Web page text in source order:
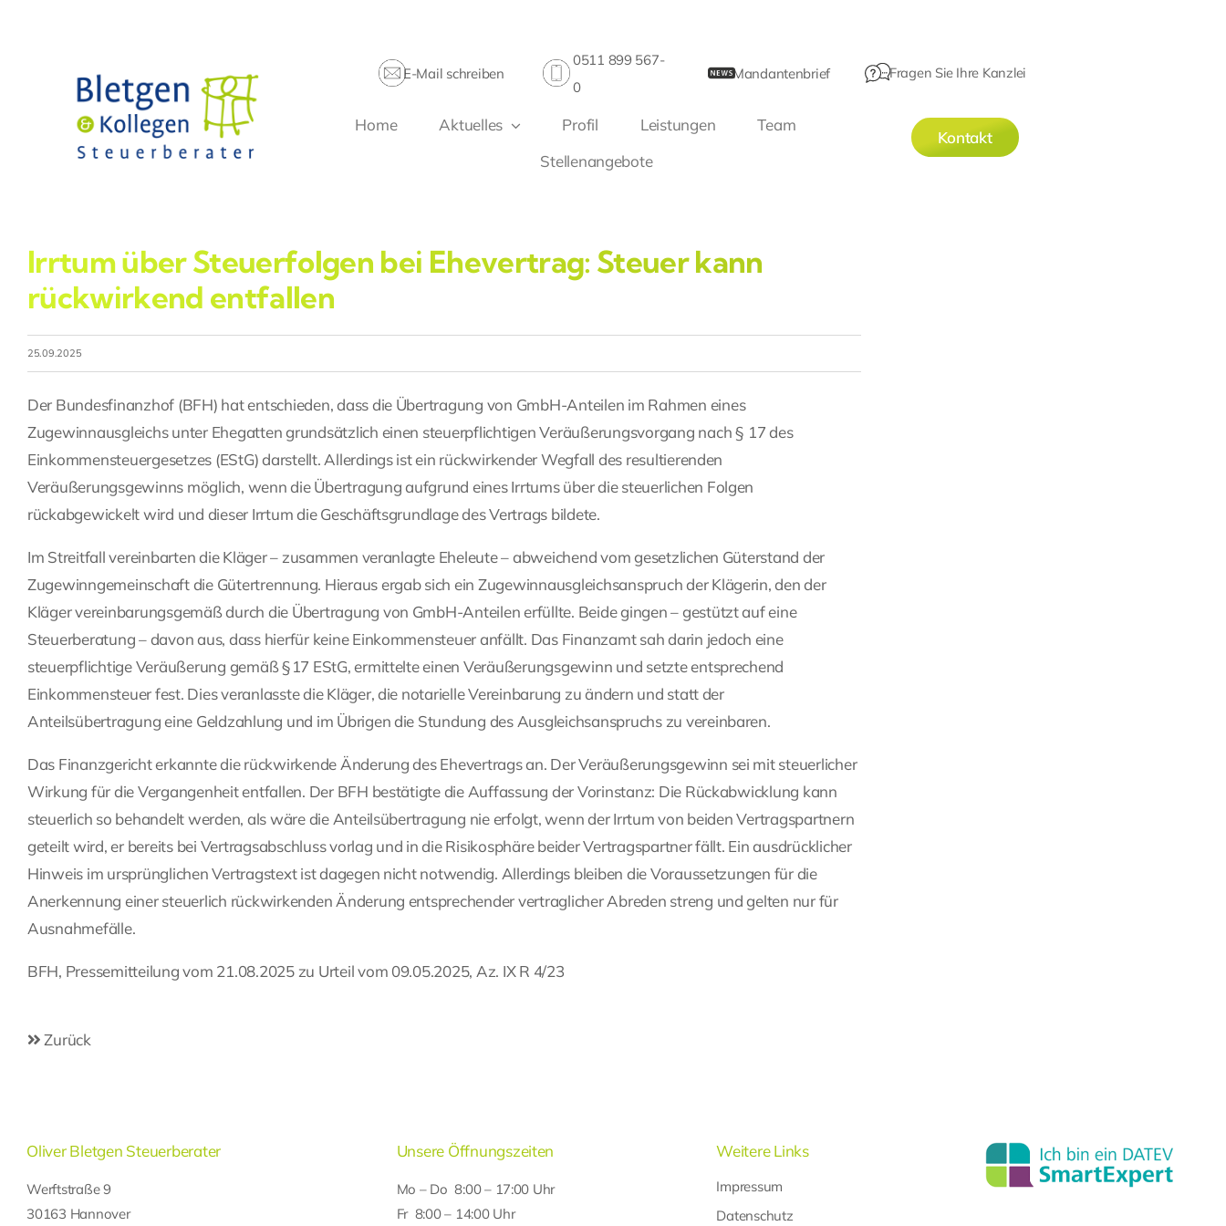
E-Mail schreiben
0511 899 567-
0
Mandantenbrief Fragen Sie Ihre Kanzlei
Home Aktuelles Profil Leistungen
Team
Stellenangebote
Kontakt
Irrtum über Steuerfolgen bei Ehevertrag: Steuer kann
rückwirkend entfallen
25.09.2025
Der Bundesfinanzhof (BFH) hat entschieden, dass die Übertragung von GmbH-Anteilen im Rahmen eines
Zugewinnausgleichs unter Ehegatten grundsätzlich einen steuerpflichtigen Veräußerungsvorgang nach § 17 des
Einkommensteuergesetzes (EStG) darstellt. Allerdings ist ein rückwirkender Wegfall des resultierenden
Veräußerungsgewinns möglich, wenn die Übertragung aufgrund eines Irrtums über die steuerlichen Folgen
rückabgewickelt wird und dieser Irrtum die Geschäftsgrundlage des Vertrags bildete.
Im Streitfall vereinbarten die Kläger – zusammen veranlagte Eheleute – abweichend vom gesetzlichen Güterstand der
Zugewinngemeinschaft die Gütertrennung. Hieraus ergab sich ein Zugewinnausgleichsanspruch der Klägerin, den der
Kläger vereinbarungsgemäß durch die Übertragung von GmbH-Anteilen erfüllte. Beide gingen – gestützt auf eine
Steuerberatung – davon aus, dass hierfür keine Einkommensteuer anfällt. Das Finanzamt sah darin jedoch eine
steuerpflichtige Veräußerung gemäß § 17 EStG, ermittelte einen Veräußerungsgewinn und setzte entsprechend
Einkommensteuer fest. Dies veranlasste die Kläger, die notarielle Vereinbarung zu ändern und statt der
Anteilsübertragung eine Geldzahlung und im Übrigen die Stundung des Ausgleichsanspruchs zu vereinbaren.
Das Finanzgericht erkannte die rückwirkende Änderung des Ehevertrags an. Der Veräußerungsgewinn sei mit steuerlicher
Wirkung für die Vergangenheit entfallen. Der BFH bestätigte die Auffassung der Vorinstanz: Die Rückabwicklung kann
steuerlich so behandelt werden, als wäre die Anteilsübertragung nie erfolgt, wenn der Irrtum von beiden Vertragspartnern
geteilt wird, er bereits bei Vertragsabschluss vorlag und in die Risikosphäre beider Vertragspartner fällt. Ein ausdrücklicher
Hinweis im ursprünglichen Vertragstext ist dagegen nicht notwendig. Allerdings bleiben die Voraussetzungen für die
Anerkennung einer steuerlich rückwirkenden Änderung entsprechender vertraglicher Abreden streng und gelten nur für
Ausnahmefälle.
BFH, Pressemitteilung vom 21.08.2025 zu Urteil vom 09.05.2025, Az. IX R 4/23
Zurück
Oliver Bletgen Steuerberater
Werftstraße 9
30163 Hannover
Unsere Öffnungszeiten
Mo – Do 8:00 – 17:00 Uhr
Fr 8:00 – 14:00 Uhr
Weitere Links
Impressum
Datenschutz